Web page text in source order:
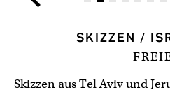
SKIZZEN /
Skizzen aus Tel Aviv und